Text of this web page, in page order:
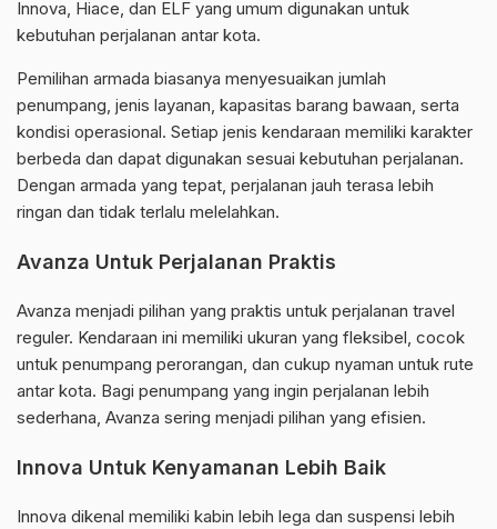
Innova, Hiace, dan ELF yang umum digunakan untuk
kebutuhan perjalanan antar kota.
Pemilihan armada biasanya menyesuaikan jumlah
penumpang, jenis layanan, kapasitas barang bawaan, serta
kondisi operasional. Setiap jenis kendaraan memiliki karakter
berbeda dan dapat digunakan sesuai kebutuhan perjalanan.
Dengan armada yang tepat, perjalanan jauh terasa lebih
ringan dan tidak terlalu melelahkan.
Avanza Untuk Perjalanan Praktis
Avanza menjadi pilihan yang praktis untuk perjalanan travel
reguler. Kendaraan ini memiliki ukuran yang fleksibel, cocok
untuk penumpang perorangan, dan cukup nyaman untuk rute
antar kota. Bagi penumpang yang ingin perjalanan lebih
sederhana, Avanza sering menjadi pilihan yang efisien.
Innova Untuk Kenyamanan Lebih Baik
Innova dikenal memiliki kabin lebih lega dan suspensi lebih